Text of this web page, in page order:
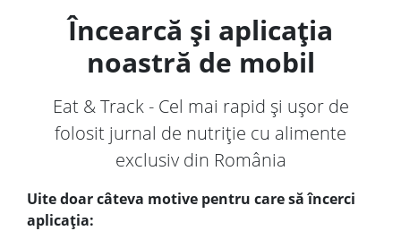
Încearcă și aplicația
noastră de mobil
Eat & Track - Cel mai rapid și ușor de
folosit jurnal de nutriție cu alimente
exclusiv din România
Uite doar câteva motive pentru care să încerci
aplicația: